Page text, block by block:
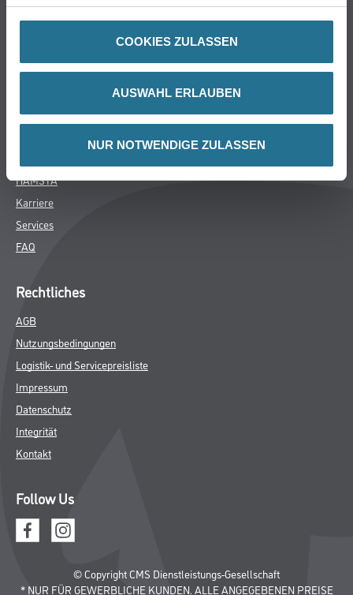
COOKIES ZULASSEN
AUSWAHL ERLAUBEN
NUR NOTWENDIGE ZULASSEN
Wand- & Deckenbeläge
Werkzeug & Maschinen
Verbrauchsmaterialien
HAMSTA
Karriere
Services
FAQ
Rechtliches
AGB
Nutzungsbedingungen
Logistik- und Servicepreisliste
Impressum
Datenschutz
Integrität
Kontakt
Follow Us
© Copyright CMS Dienstleistungs-Gesellschaft
* NUR FÜR GEWERBLICHE KUNDEN. ALLE ANGEGEBENEN PREISE